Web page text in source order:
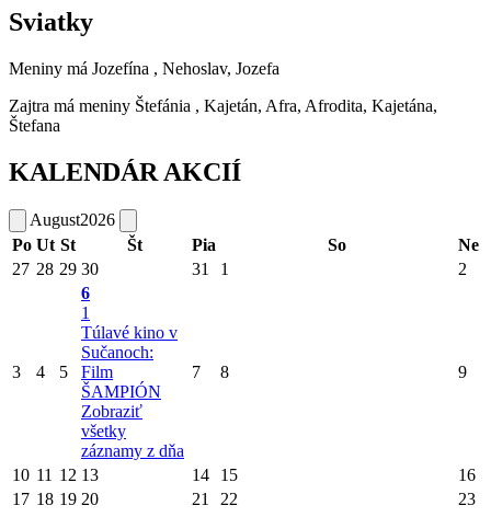
Sviatky
Meniny má Jozefína , Nehoslav, Jozefa
Zajtra má meniny Štefánia , Kajetán, Afra, Afrodita, Kajetána,
Štefana
KALENDÁR AKCIÍ
August2026
Po Ut St Št Pia So
Ne
27 28 29 30 31 1 2
3 4 5
6
1
Túlavé kino v
Sučanoch:
Film
ŠAMPIÓN
Zobraziť
všetky
záznamy z dňa
7 8 9
10 11 12 13 14 15
16
17 18 19 20 21 22
23